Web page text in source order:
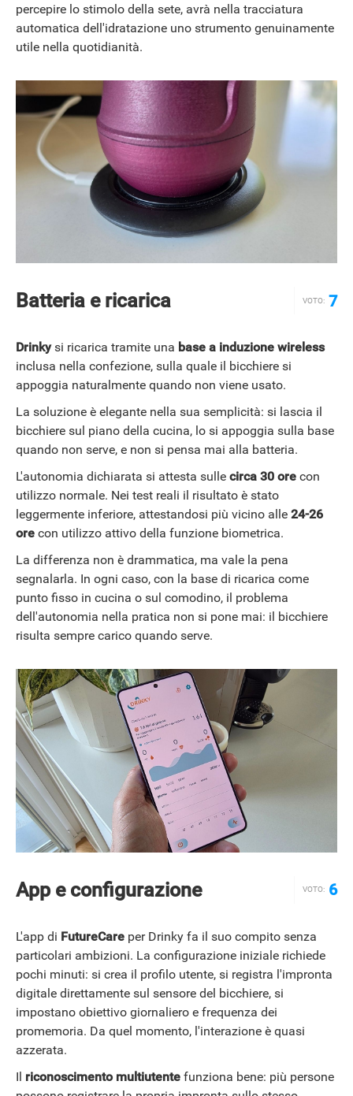
HOW TO
percepire lo stimolo della sete, avrà nella tracciatura
automatica dell'idratazione uno strumento genuinamente
utile nella quotidianità.
Batteria e ricarica VOTO: 7
Drinkysi ricarica tramite una base a induzione wireless
inclusa nella confezione, sulla quale il bicchiere si
appoggia naturalmente quando non viene usato.
La soluzione è elegante nella sua semplicità: si lascia il
bicchiere sul piano della cucina, lo si appoggia sulla base
quando non serve, e non si pensa mai alla batteria.
L'autonomia dichiarata si attesta sulle circa 30 ore con
utilizzo normale. Nei test reali il risultato è stato
leggermente inferiore, attestandosi più vicino alle 24-26
ore con utilizzo attivo della funzione biometrica.
La differenza non è drammatica, ma vale la pena
segnalarla. In ogni caso, con la base di ricarica come
punto fisso in cucina o sul comodino, il problema
dell'autonomia nella pratica non si pone mai: il bicchiere
risulta sempre carico quando serve.
App e configurazione VOTO: 6
L'app di FutureCare per Drinky fa il suo compito senza
particolari ambizioni. La configurazione iniziale richiede
pochi minuti: si crea il profilo utente, si registra l'impronta
digitale direttamente sul sensore del bicchiere, si
impostano obiettivo giornaliero e frequenza dei
promemoria. Da quel momento, l'interazione è quasi
azzerata.
Il riconoscimento multiutente funziona bene: più persone